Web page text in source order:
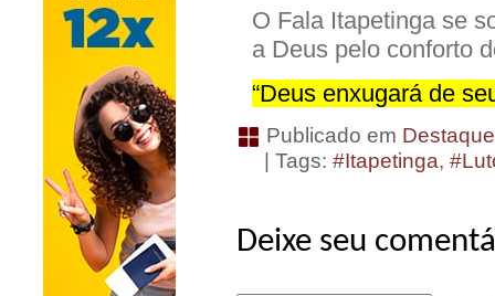
O Fala Itapetinga se
a Deus pelo conforto
“Deus enxugará de
Publicado em
| Tags: #Itapetinga,
Deixe seu